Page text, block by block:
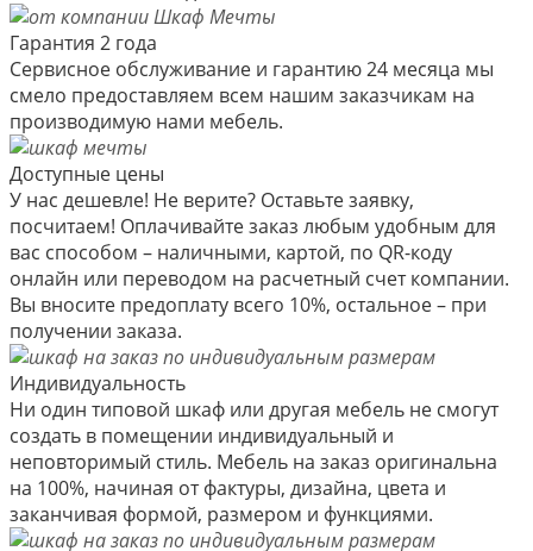
Гарантия 2 года
Сервисное обслуживание и гарантию 24 месяца мы
смело предоставляем всем нашим заказчикам на
производимую нами мебель.
Доступные цены
У нас дешевле! Не верите? Оставьте заявку,
посчитаем! Оплачивайте заказ любым удобным для
вас способом – наличными, картой, по QR-коду
онлайн или переводом на расчетный счет компании.
Вы вносите предоплату всего 10%, остальное – при
получении заказа.
Индивидуальность
Ни один типовой шкаф или другая мебель не смогут
создать в помещении индивидуальный и
неповторимый стиль. Мебель на заказ оригинальна
на 100%, начиная от фактуры, дизайна, цвета и
заканчивая формой, размером и функциями.